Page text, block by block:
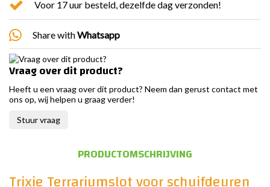
Voor 17 uur besteld, dezelfde dag verzonden!
Share withWhatsapp
Vraag over dit product?
Heeft u een vraag over dit product? Neem dan gerust contact met
ons op, wij helpen u graag verder!
Stuur vraag
PRODUCTOMSCHRIJVING